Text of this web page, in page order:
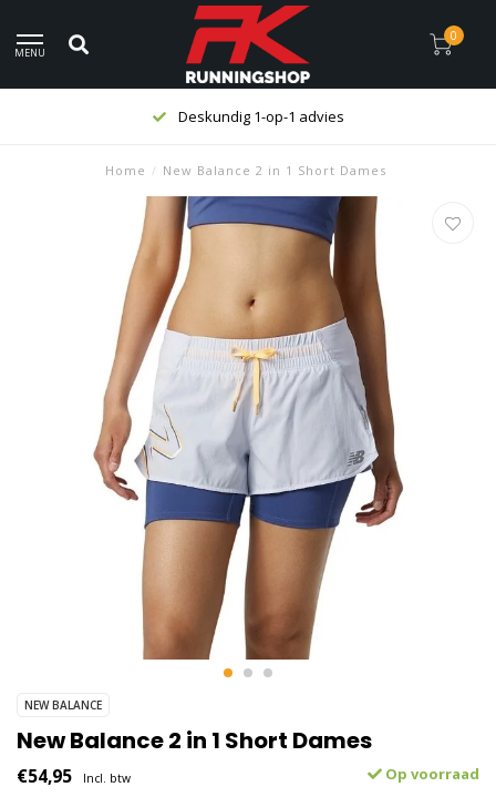
MENU
0
Deskundig 1-op-1 advies
Home / New Balance 2 in 1 Short Dames
NEW BALANCE
New Balance 2 in 1 Short Dames
€54,95 Incl. btw Op voorraad